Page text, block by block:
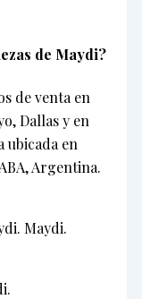
de Maydi?
de venta en
Dallas y en
ubicada en
Argentina.
Maydi.